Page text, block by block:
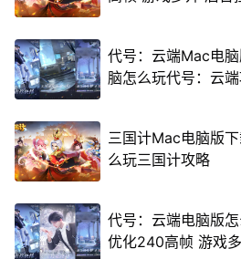
代号：云端Mac电
脑怎么玩代号：云
三国计Mac电脑版
么玩三国计攻略
代号：云端电脑版
优化240高帧 游戏